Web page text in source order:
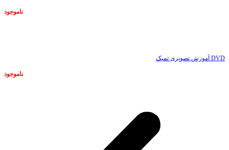
ناموجود
DVD آموزش تصویری تمبک
ناموجود